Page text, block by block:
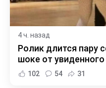
4 ч. назад
Ролик длится пару
шоке от увиденного
102 54 31